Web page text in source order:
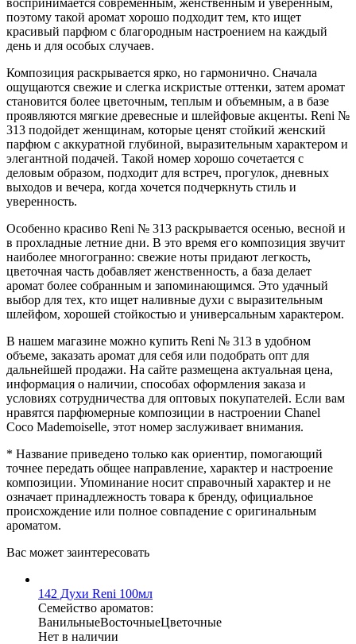
поэтому такой аромат хорошо подходит тем, кто ищет
красивый парфюм с благородным настроением на каждый
день и для особых случаев.
Композиция раскрывается ярко, но гармонично. Сначала
ощущаются свежие и слегка искристые оттенки, затем аромат
становится более цветочным, теплым и объемным, а в базе
проявляются мягкие древесные и шлейфовые акценты. Reni №
313 подойдет женщинам, которые ценят стойкий женский
парфюм с аккуратной глубиной, выразительным характером и
элегантной подачей. Такой номер хорошо сочетается с
деловым образом, подходит для встреч, прогулок, дневных
выходов и вечера, когда хочется подчеркнуть стиль и
уверенность.
Особенно красиво Reni № 313 раскрывается осенью, весной и
в прохладные летние дни. В это время его композиция звучит
наиболее многогранно: свежие ноты придают легкость,
цветочная часть добавляет женственность, а база делает
аромат более собранным и запоминающимся. Это удачный
выбор для тех, кто ищет наливные духи с выразительным
шлейфом, хорошей стойкостью и универсальным характером.
В нашем магазине можно купить Reni № 313 в удобном
объеме, заказать аромат для себя или подобрать опт для
дальнейшей продажи. На сайте размещена актуальная цена,
информация о наличии, способах оформления заказа и
условиях сотрудничества для оптовых покупателей. Если вам
нравятся парфюмерные композиции в настроении Chanel
Coco Mademoiselle, этот номер заслуживает внимания.
* Название приведено только как ориентир, помогающий
точнее передать общее направление, характер и настроение
композиции. Упоминание носит справочный характер и не
означает принадлежность товара к бренду, официальное
происхождение или полное совпадение с оригинальным
ароматом.
Вас может заинтересовать
142 Духи Reni 100мл
Семейство ароматов:
ВанильныеВосточныеЦветочные
Нет в наличии